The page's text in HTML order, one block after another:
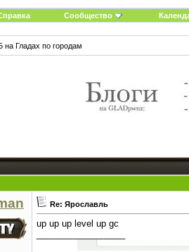
Сообщество
Гладах по городам
Re: Ярославль
up up up level up gc